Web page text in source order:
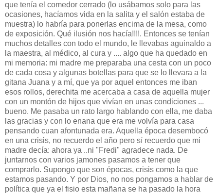
que tenía el comedor cerrado (lo usábamos solo para las
ocasiones, hacíamos vida en la salita y el salón estaba de
muestra) lo habría para ponerlas encima de la mesa, como
de exposición. Qué ilusión nos hacía!!!!. Entonces se tenían
muchos detalles con todo el mundo, le llevabas aguinaldo a
la maestra, al médico, al cura y .... algo que ha quedado en
mi memoria: mi madre me preparaba una cesta con un poco
de cada cosa y algunas botellas para que se lo llevara a la
gitana Juana y a mí, que ya por aquel entonces me iban
esos rollos, derechita me acercaba a casa de aquella mujer
con un montón de hijos que vivían en unas condiciones ...
bueno. Me pasaba un rato largo hablando con ella, me daba
las gracias y con lo enana que era me volvía para casa
pensando cuan afontunada era. Aquella época desembocó
en una crisis, no recuerdo el año pero sí recuerdo que mi
madre decía: ahora ya ..ni "Fredi" agradece nada. De
juntarnos con varios jamones pasamos a tener que
comprarlo. Supongo que son épocas, crisis como la que
estamos pasando. Y por Dios, no nos pongamos a hablar de
política que ya el fisio esta mañana se ha pasado la hora